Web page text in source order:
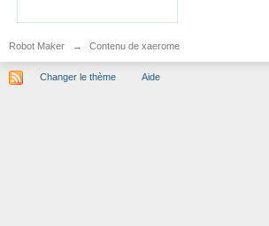
Robot Maker → Contenu de xaerome
Changer le thème Aide